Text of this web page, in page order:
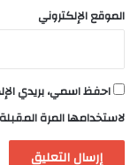
الموقع الإلكتروني
احفظ اسمي، بريدي
لاستخدامها المرة